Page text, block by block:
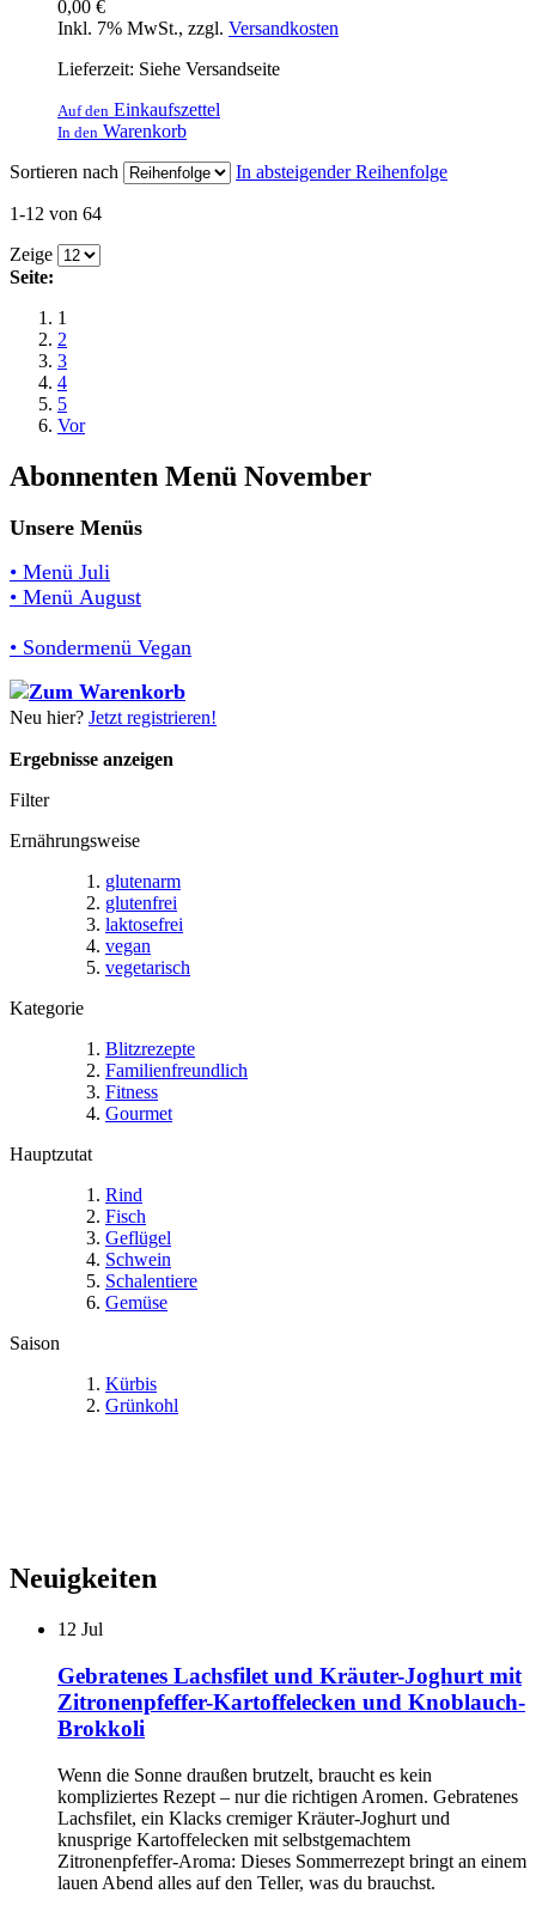
0,00 €
Inkl. 7% MwSt., zzgl. Versandkosten
Lieferzeit: Siehe Versandseite
Auf den Einkaufszettel
In den Warenkorb
Sortieren nach
In absteigender Reihenfolge
1-12 von 64
Zeige
Seite:
1
2
3
4
5
Vor
Abonnenten Menü November
Unsere Menüs
• Menü Juli
• Menü August
• Sondermenü Vegan
Neu hier? Jetzt registrieren!
Ergebnisse anzeigen
Filter
Ernährungsweise
glutenarm
glutenfrei
laktosefrei
vegan
vegetarisch
Kategorie
Blitzrezepte
Familienfreundlich
Fitness
Gourmet
Hauptzutat
Rind
Fisch
Geflügel
Schwein
Schalentiere
Gemüse
Saison
Kürbis
Grünkohl
Neuigkeiten
12 Jul
Gebratenes Lachsfilet und Kräuter-Joghurt mit
Zitronenpfeffer-Kartoffelecken und Knoblauch-
Brokkoli
Wenn die Sonne draußen brutzelt, braucht es kein
kompliziertes Rezept – nur die richtigen Aromen. Gebratenes
Lachsfilet, ein Klacks cremiger Kräuter-Joghurt und
knusprige Kartoffelecken mit selbstgemachtem
Zitronenpfeffer-Aroma: Dieses Sommerrezept bringt an einem
lauen Abend alles auf den Teller, was du brauchst.